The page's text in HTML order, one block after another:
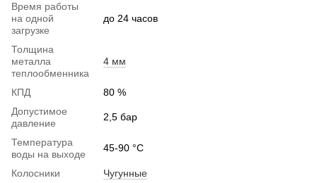
Время работы
на одной
загрузке
до 24 часов
Толщина
металла
теплообменника
4 мм
КПД
80 %
Допустимое
давление
2,5 бар
Температура
воды на выходе
45-90 °C
Колосники
Чугунные